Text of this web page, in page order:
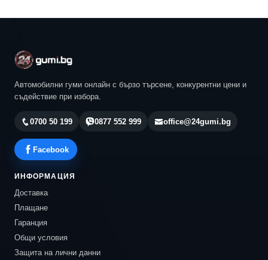
Автомобилни гуми онлайн с бързо търсене, конкурентни цени и
съдействие при избора.
0700 50 199 0877 552 999 office@24gumi.bg
Facebook
ИНФОРМАЦИЯ
Доставка
Плащане
Гаранция
Общи условия
Защита на лични данни